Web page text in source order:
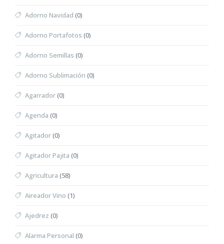
Adorno Navidad (0)
Adorno Portafotos (0)
Adorno Semillas (0)
Adorno Sublimación (0)
Agarrador(0)
Agenda (0)
Agitador(0)
Agitador Pajita (0)
Agricultura (58)
Aireador Vino (1)
Ajedrez (0)
Alarma Personal (0)